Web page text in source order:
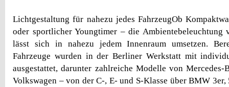
Lichtgestaltung für nahezu jedes FahrzeugOb
oder sportlicher Youngtimer – die Ambientebeleuchtung
lässt sich in nahezu jedem Innenraum umsetzen.
Fahrzeuge wurden in der Berliner Werkstatt mit
ausgestattet, darunter zahlreiche Modelle von
Volkswagen – von der C-, E- und S-Klasse über BMW